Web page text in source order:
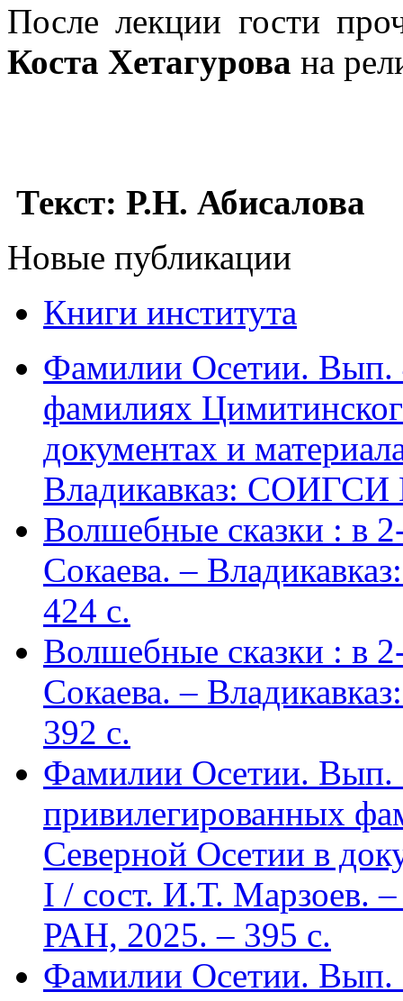
После лекции гости
Коста Хетагурова на
Текст: Р.Н. Абисалова
Новые публикации
Книги института
Фамилии Осетии. Вып.
фамилиях
документах и
Владикавказ:
Волшебные сказки : в
Сокаева. –
424 c.
Волшебные сказки : в
Сокаева. –
392 c.
Фамилии Осетии. Вып.
привилегированных
Северной Осетии в
I / сост. И.Т. Марзоев.
РАН, 2025. – 395 с.
Фамилии Осетии. Вып.